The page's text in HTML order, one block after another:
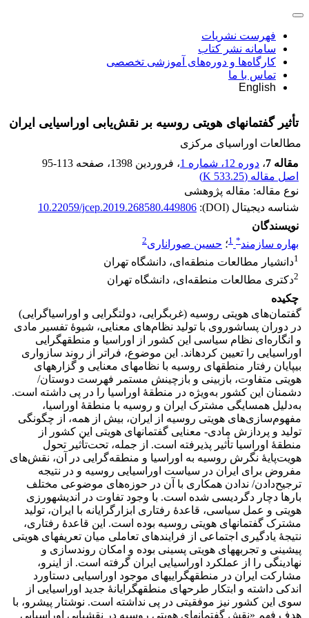
فهرست نشریات
سامانه نشر کتاب
کارگاه‌ها و دوره‌های آموزشی تخصصی
تماس با ما
English
تأثیر گفتمان‎های هویتی روسیه بر نقش‌یابی اوراسیایی ایران
مطالعات اوراسیای مرکزی
مقاله 7
، دوره 12، شماره 1 ، فروردین 1398 ، صفحه 95-113
اصل مقاله (533.25 K
)
نوع مقاله: مقاله پژوهشی
شناسه دیجیتال (DOI):
10.22059/jcep.2019.268580.449806
نویسندگان
بهاره سازمند*
1؛ حسین صوراناری2
1دانشیار مطالعات منطقه‌ای، دانشگاه تهران
2دکتری مطالعات منطقه‌ای، دانشگاه تهران
چکیده
گفتمان‌های هویتی روسیه (غرب‏گرایی، دولت‏گرایی و اوراسیاگرایی)
در دوران پساشوروی با تولید نظام‌های معنایی، شیوۀ تفسیر مادی
و انگاره‌ای نظام سیاسی این کشور از اوراسیا و منطقه‎گرایی
اوراسیایی را تعیین کرده‏اند. این موضوع، فراتر از روند سازواری
بی‎پایان رفتار منطقه‎ای روسیه با نظام‎های معنایی و گزاره‏های
هویتی متفاوت، بازبینی و بازچینش مستمر فهرست دوستان/
دشمنان این کشور به‌ویژه در منطقۀ اوراسیا را در پی داشته است.
به‌دلیل همسایگی مشترک ایران و روسیه با منطقۀ اوراسیا،
مفهوم‌سازی‌های هویتی روسیه از ایران، بیش از همه، از چگونگی
تولید و پردازش مادی- معنایی گفتمان‎های هویتی این کشور از
منطقۀ اوراسیا ‌‌تأثیر پذیرفته است. از جمله، تحت‏‌‌تأثیر تحول
هویت‌پایۀ نگرش روسیه به اوراسیا و منطقه‌گرایی در آن، نقش‌های
مفروض برای ایران در سیاست اوراسیایی روسیه و در نتیجه
ترجیح‌دادن/ ندادن همکاری با آن در حوزه‌های موضوعی مختلف
بارها دچار دگردیسی شده است. با وجود تفاوت در اندیشه‏ورزی
هویتی و عمل سیاسی، قاعدۀ رفتاری ابزارگرایانه با ایران، تولید
مشترک گفتمان‎های هویتی روسیه بوده است. این قاعدۀ رفتاری،
نتیجۀ یادگیری اجتماعی از فرایندهای تعاملی میان تعریف‏های هویتی
پیشینی و تجربه‏های هویتی پسینی بوده و امکان روندسازی و
نهادینگی را از عملکرد اوراسیایی ایران گرفته است. از این‎رو،
مشارکت ایران در منطقه‏گرایی‏های موجود اوراسیایی دستاورد
اندکی داشته و ابتکار طرح‎های منطقه‏گرایانۀ جدید اوراسیایی از
سوی این کشور نیز موفقیتی در پی نداشته است. نوشتار پیش‏رو، با
هدف فهم «نقش گفتمان‏های هویتی روسیه در نقش‎یابی اوراسیایی